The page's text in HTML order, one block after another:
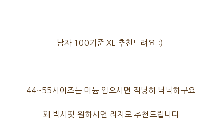
남자 100기준 XL 추천드려요 :)
44~55사이즈는 미듐 입으시면 적당히 낙낙하구요
꽤 박시핏 원하시면 라지로 추천드립니다